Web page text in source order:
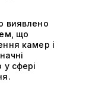
виявлено
що
камер і
сфері